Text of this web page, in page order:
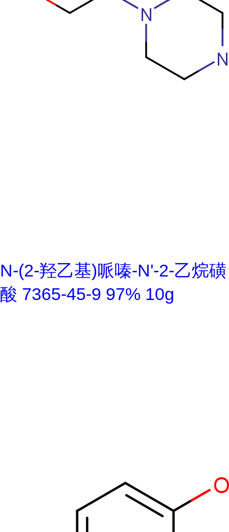
N-(2-羟乙基)哌嗪-N'-2-乙烷磺
酸 7365-45-9 97% 10g